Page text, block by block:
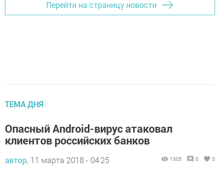
Перейти на страницу новости
ТЕМА ДНЯ
Опасный Android-вирус атаковал
клиентов российских банков
автор, 11 марта 2018 - 04:25 1305 0 0